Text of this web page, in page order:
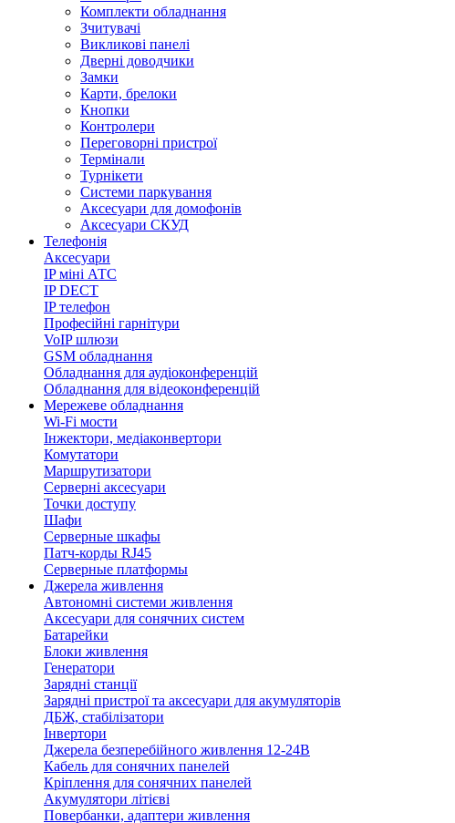
Комплекти обладнання
Зчитувачі
Викликові панелі
Дверні доводчики
Замки
Карти, брелоки
Кнопки
Контролери
Переговорні пристрої
Термінали
Турнікети
Системи паркування
Аксесуари для домофонів
Аксесуари СКУД
Телефонія
Аксесуари
IP міні АТС
IP DECT
IP телефон
Професійні гарнітури
VoIP шлюзи
GSM обладнання
Обладнання для аудіоконференцій
Обладнання для відеоконференцій
Мережеве обладнання
Wi-Fi мости
Інжектори, медіаконвертори
Комутатори
Маршрутизатори
Серверні аксесуари
Точки доступу
Шафи
Серверные шкафы
Патч-корды RJ45
Серверные платформы
Джерела живлення
Автономні системи живлення
Аксесуари для сонячних систем
Батарейки
Блоки живлення
Генератори
Зарядні станції
Зарядні пристрої та аксесуари для акумуляторів
ДБЖ, стабілізатори
Інвертори
Джерела безперебійного живлення 12-24В
Кабель для сонячних панелей
Кріплення для сонячних панелей
Акумулятори літієві
Повербанки, адаптери живлення